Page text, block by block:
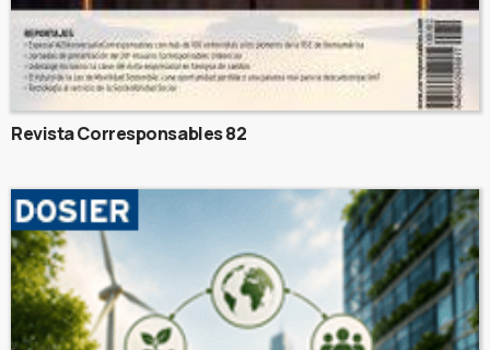
Revista Corresponsables 82